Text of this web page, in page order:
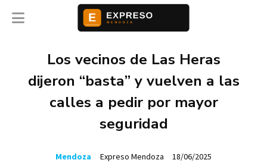
Los vecinos de Las Heras
dijeron “basta” y vuelven a las
calles a pedir por mayor
seguridad
Mendoza 18/06/2025
Expreso Mendoza